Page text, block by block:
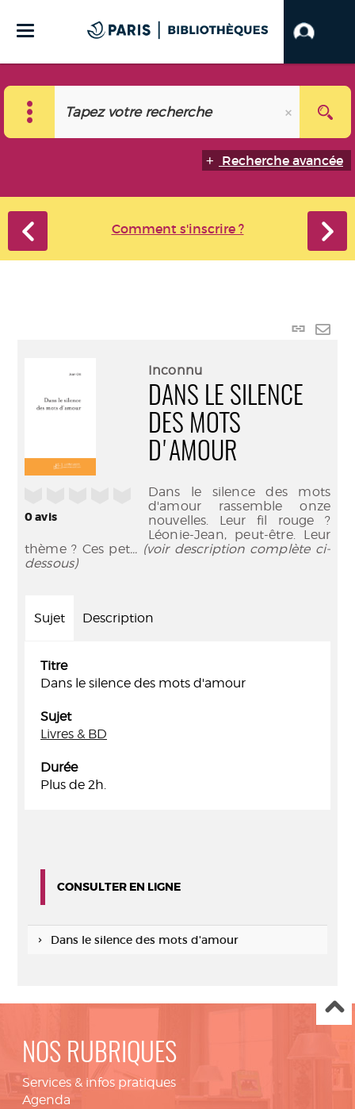
Recherche avancée
Comment s'inscrire ?
Lien
0avis
Inconnu
DANS LE SILENCE
DES MOTS
D'AMOUR
Dans le silence des mots
d'amour rassemble onze
nouvelles. Leur fil rouge ?
Léonie-Jean, peut-être. Leur
thème ? Ces pet... (voir description complète ci-
dessous)
Sujet Description
Titre
Dans le silence des mots d'amour
Sujet
Livres & BD
Durée
Plus de 2h.
CONSULTER EN LIGNE
Dans le silence des mots d'amour
NOS RUBRIQUES
Services & infos pratiques
Agenda